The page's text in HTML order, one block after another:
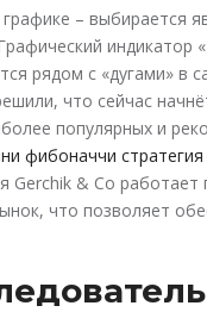
– выбирается
индикатор
рядом с «дугами»
что сейчас
популярных и
фибоначчи стратегия
& Co работает
что позволяет